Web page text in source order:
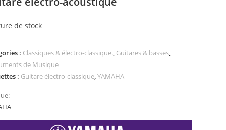
de stock
: Classiques & électro-classique., Guitares & basses,
de Musique
: Guitare électro-classique,YAMAHA